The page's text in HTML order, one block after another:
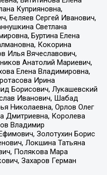
Куприяновна,
Беляев Сергей Иванович,
Светлана
Буртина Елена
Кокорина
Илья Вячеславович,
Анатолий Мариевич,
Елена Владимировна,
Ирина
Борисович, Лукашевский
Иванович, Шабад
Николаевна, Орлов Олег
Дмитриевна, Королева
Владимир
Золотухин Борис
Локшина Татьяна
Полякова Мара
Захаров Герман